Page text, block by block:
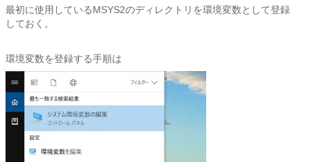
最初に使用しているMSYS2のディレクトリを環境変数として登録
しておく。
環境変数を登録する手順は